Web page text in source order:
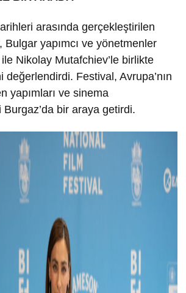
arasında gerçekleştirilen
Bulgar yapımcı ve yönetmenler
Nikolay Mutafchiev’le birlikte
değerlendirdi. Festival, Avrupa’nın
yapımları ve sinema
bir araya getirdi.